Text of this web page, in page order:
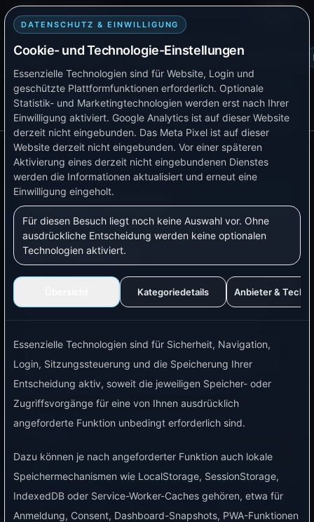
DATENSCHUTZ & EINWILLIGUNG
Cookie- und Technologie-Einstellungen
Essenzielle Technologien sind für Website, Login und
geschützte Plattformfunktionen erforderlich. Optionale
Statistik- und Marketingtechnologien werden erst nach Ihrer
Einwilligung aktiviert. Google Analytics ist auf dieser Website
derzeit nicht eingebunden. Das Meta Pixel ist auf dieser
Website derzeit nicht eingebunden. Vor einer späteren
Aktivierung eines derzeit nicht eingebundenen Dienstes
werden die Informationen aktualisiert und erneut eine
Einwilligung eingeholt.
Für diesen Besuch liegt noch keine Auswahl vor. Ohne
ausdrückliche Entscheidung werden keine optionalen
Technologien aktiviert.
Kategoriedetails Anbieter &
Essenzielle Technologien sind für Sicherheit, Navigation,
Login, Sitzungssteuerung und die Speicherung Ihrer
Entscheidung aktiv, soweit die jeweiligen Speicher- oder
Zugriffsvorgänge für eine von Ihnen ausdrücklich
angeforderte Funktion unbedingt erforderlich sind.
Dazu können je nach angeforderter Funktion auch lokale
Speichermechanismen wie LocalStorage, SessionStorage,
IndexedDB oder Service-Worker-Caches gehören, etwa für
Anmeldung, Consent, Dashboard-Snapshots, PWA-Funktionen
Smart TB Tech
Plattform Lösungen Produkte Verfügbarkeit Kompatibilität
Doku-Menü AKTUELLE SEITE
Tasmota verbinden
Tasmota verbinden
Worum geht es?
Tasmota-Geräte lassen sich gut für Steckdosen,
Relais und Verbrauchsmessung nutzen. Bei der
automatischen Kopplung kann VyraVolt die
MQTT-Daten selbst in Tasmota setzen, wenn die
Tasmota-Oberfläche im Netzwerk erreichbar ist.
Manuelles Eintragen ist eine Alternative.